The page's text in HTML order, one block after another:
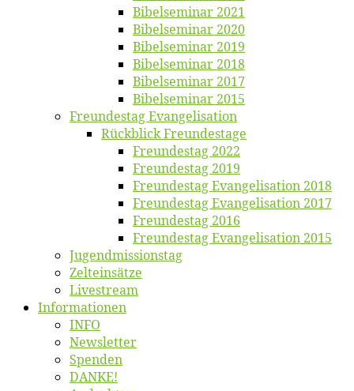
Bi­bel­se­mi­nar 2021
Bi­bel­se­mi­nar 2020
Bi­bel­se­mi­nar 2019
Bi­bel­se­mi­nar 2018
Bibelsemi­nar 2017
Bibelsemi­nar 2015
Freun­des­tag Evangelisation
Rück­blick Freundestage
Freun­des­tag 2022
Freun­des­tag 2019
Freun­des­tag Evan­ge­li­sa­ti­on 2018
Freun­des­tag Evan­ge­li­sa­ti­on 2017
Freun­des­tag 2016
Freun­des­tag Evan­ge­li­sa­ti­on 2015
Jugend­mis­sions­tag
Zelt­ein­sät­ze
Live­stream
Informatio­nen
INFO
News­let­ter
Spen­den
DANKE!